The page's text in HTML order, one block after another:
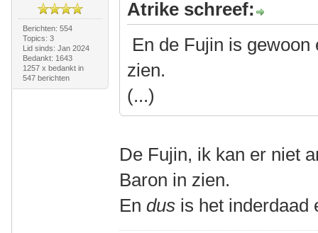
Berichten: 554
Topics: 3
Lid sinds: Jan 2024
Bedankt: 1643
1257 x bedankt in
547 berichten
Atrike schreef:
En de Fujin is
zien.
(...)
De Fujin, ik kan er niet
Baron in zien.
En dus is het inderdaad